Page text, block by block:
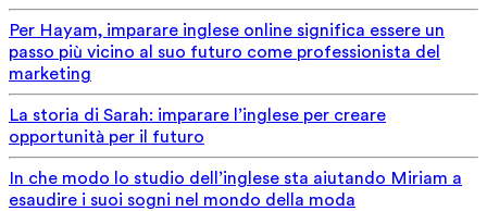
Per Hayam, imparare inglese online significa essere un
passo più vicino al suo futuro come professionista del
marketing
La storia di Sarah: imparare l’inglese per creare
opportunità per il futuro
In che modo lo studio dell’inglese sta aiutando Miriam a
esaudire i suoi sogni nel mondo della moda